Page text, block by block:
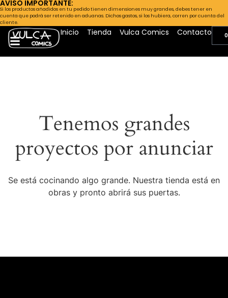
AVISO IMPORTANTE:
Si los productos añadidos en tu pedido tienen dimensiones muy grandes, debes tener en
cuenta que podrá ser retenido en aduanas. Dichos gastos, si los hubiera, corren por cuenta del
cliente.
Inicio Tienda Vulca Comics Contacto
Tenemos grandes
proyectos por anunciar
Se está cocinando algo grande. Nuestra tienda está en
obras y pronto abrirá sus puertas.